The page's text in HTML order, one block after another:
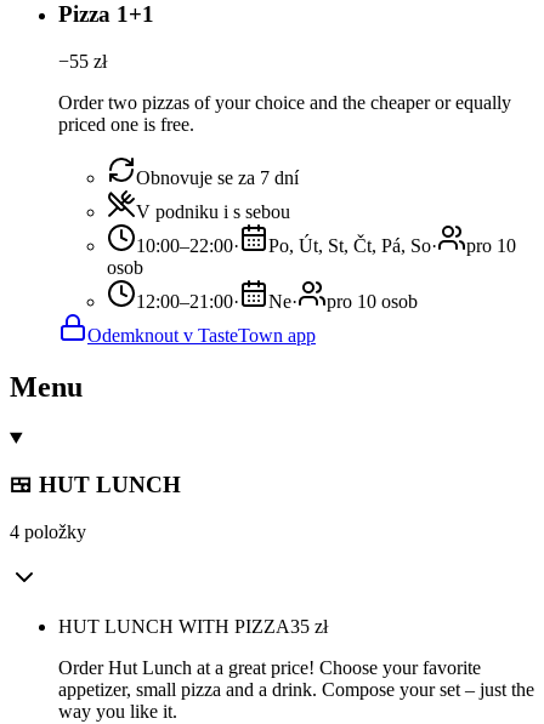
Pizza 1+1
−55 zł
Order two pizzas of your choice and the cheaper or equally
priced one is free.
Obnovuje se za 7 dní
V podniku i s sebou
10:00–22:00· Po, Út, St, Čt, Pá, So·
pro 10
osob
12:00–21:00· Ne·
pro 10 osob
Odemknout v TasteTown app
Menu
🍱 HUT LUNCH
4 položky
HUT LUNCH WITH PIZZA35 zł
Order Hut Lunch at a great price! Choose your favorite
appetizer, small pizza and a drink. Compose your set – just the
way you like it.